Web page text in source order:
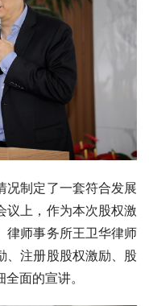
况制定了一套符合发展
议上，作为本次股权激
律师事务所王卫华律师
、注册股股权激励、股
面的宣讲。